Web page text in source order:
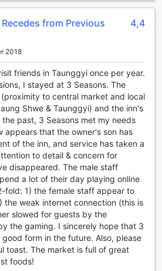
der sowohl Entspannung als
im Three Seasons Inn and
and Spa am malerischen Inle Lake
Vielzahl von praktischen
Aufenthalt zu einem
machen. Genießen Sie den
WLAN in allen Zimmern und in
sodass Sie jederzeit mit
Kontakt bleiben oder Ihre
gestalten können. Für Gäste, die
Express-Check-in und -Check-out
Anreise- und Abreiseprozess so
zu gestalten.
Service dafür, dass all Ihre
sei es bei der Buchung von
Empfehlung von lokalen
einschließlich
verfügbar, sodass Sie sich
und immer frisch gekleidet
from Previous
4,4
2018
friends in Taunggyi once per year.
I stayed at 3 Seasons. The
to central market and local
Shwe & Taunggyi) and the inn's
past, 3 Seasons met my needs
appears that the owner's son has
of the inn, and service has taken a
to detail & concern for
disappeared. The male staff
a lot of their day playing online
fold: 1) the female staff appear to
the weak internet connection (this is
slowed for guests by the
the gaming. I sincerely hope that 3
form in the future. Also, please
toast. The market is full of great
foods!